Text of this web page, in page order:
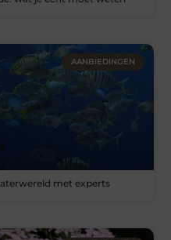
AANBIEDINGEN
met experts